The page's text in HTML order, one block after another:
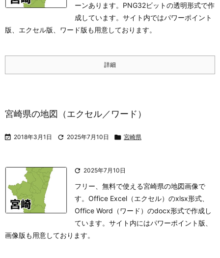
ーンあります。PNG32ビットの透明形式で作
成しています。サイト内ではパワーポイント
版、エクセル版、ワード版も用意しております。
詳細
宮崎県の地図（エクセル／ワード）
 2018年3月1日  2025年7月10日  宮崎県
 2025年7月10日
フリー、無料で使える宮崎県の地図画像で
す。Office Excel（エクセル）のxlsx形式、
Office Word（ワード）のdocx形式で作成し
ています。サイト内にはパワーポイント版、
画像版も用意しております。